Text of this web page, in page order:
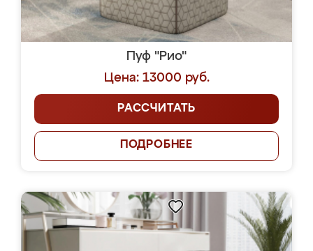
Пуф "Рио"
Цена: 13000 руб.
РАССЧИТАТЬ
ПОДРОБНЕЕ